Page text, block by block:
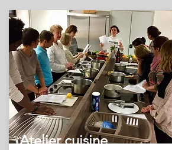
Atelier cuisine